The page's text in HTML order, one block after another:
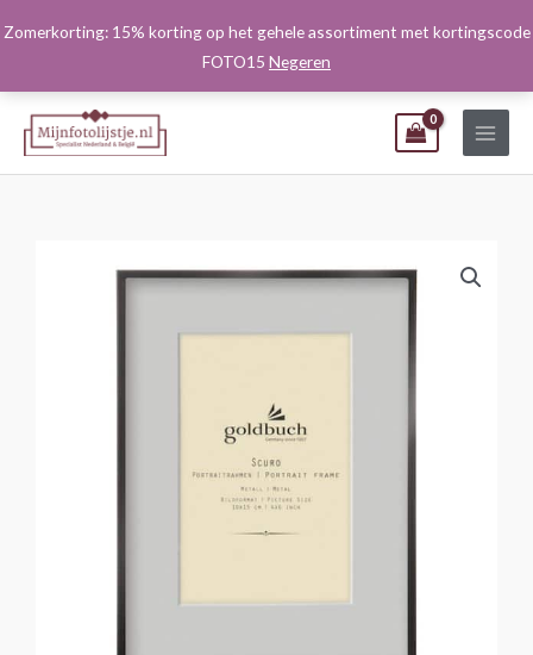
Zomerkorting: 15% korting op het gehele assortiment met kortingscode
FOTO15 Negeren
naar